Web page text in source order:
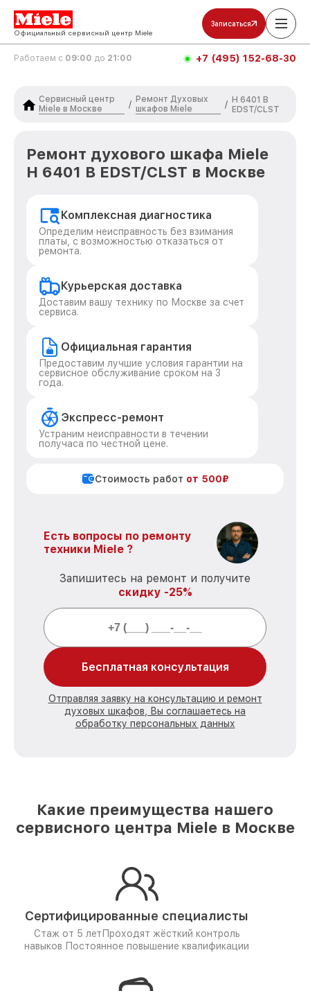
Официальный сервисный центр Miele
Записаться
Работаем с 09:00 до 21:00 +7 (495) 152-68-30
Сервисный центр
Miele в Москве
/
Ремонт Духовых
шкафов Miele
/ H 6401 B
EDST/CLST
Ремонт духового шкафа Miele
H 6401 B EDST/CLST в Москве
Комплексная диагностика
Определим неисправность без взимания
платы, с возможностью отказаться от
ремонта.
Курьерская доставка
Доставим вашу технику по Москве за счет
сервиса.
Официальная гарантия
Предоставим лучшие условия гарантии на
сервисное обслуживание сроком на 3
года.
Экспресс-ремонт
Устраним неисправности в течении
получаса по честной цене.
Стоимость работ от 500₽
Есть вопросы по ремонту
техники Miele ?
Запишитесь на ремонт и получите
скидку -25%
Бесплатная консультация
Отправляя заявку на консультацию и ремонт
духовых шкафов, Вы соглашаетесь на
обработку персональных данных
Какие преимущества нашего
сервисного центра Miele в Москве
Сертифицированные специалисты
Стаж от 5 лет Проходят жёсткий контроль
навыков Постоянное повышение квалификации